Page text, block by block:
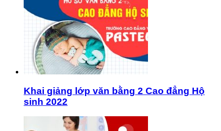
Khai giảng lớp văn bằng 2 Cao đẳng Hộ
sinh 2022